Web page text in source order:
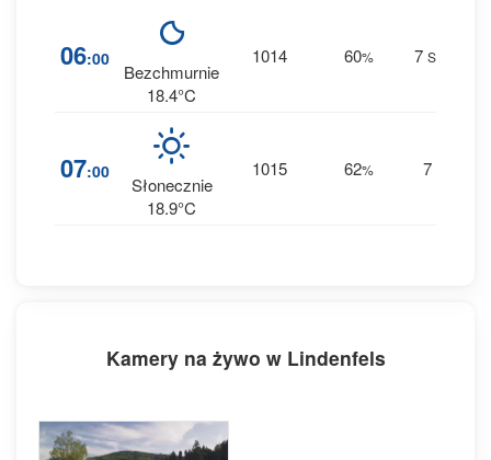
06:00
Bezchmurnie
18.4°C
1014 60% 7 SSE
07:00
Słonecznie
18.9°C
1015 62% 7
Kamery na żywo w Lindenfels